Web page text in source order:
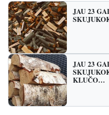
JAU 23
JAU 23
KLUČO…